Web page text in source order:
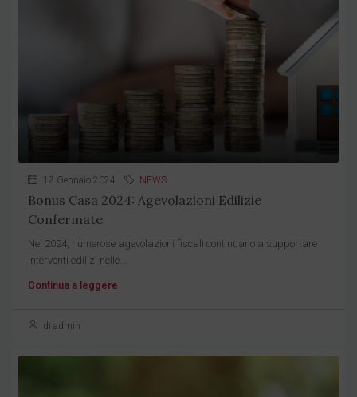
12 Gennaio 2024 NEWS
Bonus Casa 2024: Agevolazioni Edilizie
Confermate
Nel 2024, numerose agevolazioni fiscali continuano a supportare
interventi edilizi nelle...
Continua a leggere
di admin